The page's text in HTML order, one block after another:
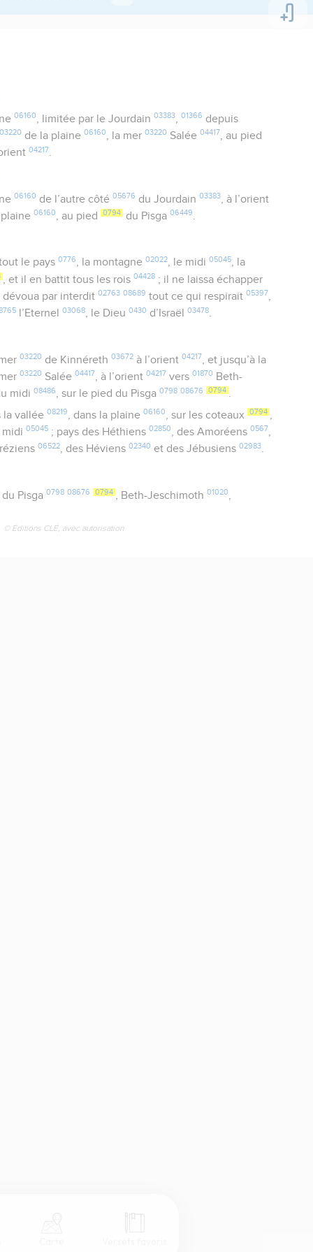
06160 , limitée par le Jourdain 03383, 01366 depuis
03220 de la plaine06160, la mer03220 Salée04417, au pied
04217.
06160 de l’autre côté 05676 du Jourdain 03383, à l’orient
plaine06160, au pied 0794 du Pisga06449.
le pays 0776, la montagne 02022, le midi 05045, la
, et il en battit tous les rois04428 ; il ne laissa échapper
dévoua par interdit02763 08689 tout ce qui respirait05397,
l’Eternel03068, le Dieu0430 d’Israël03478.
03220 de Kinnéreth 03672à l’orient 04217
, et jusqu’à la
03220 Salée04417, à l’orient04217 vers01870
Beth-
midi08486, sur le pied du Pisga0798 08676 0794 .
la vallée 08219 , dans la plaine 06160 , sur les coteaux 0794 ,
midi05045 ; pays des Héthiens02850, des Amoréens0567,
06522, des Héviens02340 et des Jébusiens02983.
du Pisga 0798 08676 0794 , Beth-Jeschimoth 01020
© Éditions CLÉ, avec autorisation